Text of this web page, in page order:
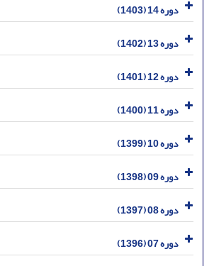
دوره 14 (1403)
دوره 13 (1402)
دوره 12 (1401)
دوره 11 (1400)
دوره 10 (1399)
دوره 09 (1398)
دوره 08 (1397)
دوره 07 (1396)